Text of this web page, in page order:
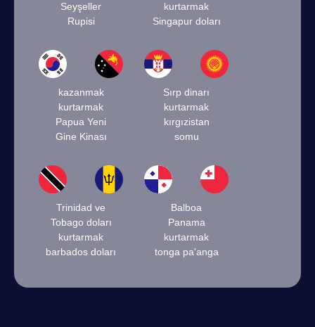
Seyşeller
Rupisi
kurtarmak
Singapur doları
kazanmak
kurtarmak
Papua Yeni
Gine Kinası
Sırp dinarı
kurtarmak
kırgızistan
somu
Trinidad ve
Tobago doları
kurtarmak
barbados doları
Balboa
Panama
kurtarmak
tonga pa'anga